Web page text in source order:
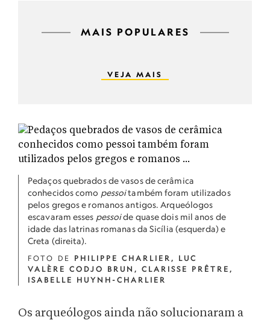
MAIS POPULARES
VEJA MAIS
Pedaços quebrados de vasos de cerâmica
conhecidos como pessoitambém foram utilizados
pelos gregos e romanos antigos. Arqueólogos
escavaram esses pessoide quase dois mil anos de
idade das latrinas romanas da Sicília (esquerda) e
Creta (direita).
FOTO DE PHILIPPE CHARLIER, LUC
VALÈRE CODJO BRUN, CLARISSE PRÊTRE,
ISABELLE HUYNH-CHARLIER
Os arqueólogos ainda não solucionaram a